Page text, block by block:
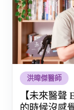
洪暐傑醫師
【未來醫聲
的時候沒感